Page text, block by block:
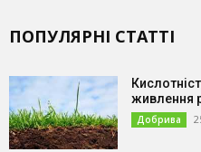
ПОПУЛЯРНІ СТАТТІ
живлення
Добрива